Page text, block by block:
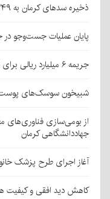
ذخیره سدهای کرمان به ۲۴۹ میلیون مترمکعب رسید
پایان عملیات جست‌وجو در جیرفت؛ کودک ۴
جریمه ۶ میلیارد ریالی برای قاچاقچی نارنگی پاکستانی در بافت
شبیخون سوسک‌های
از بومی‌سازی فناوری‌های
جهاددانشگاهی کرمان
آغاز اجرای طرح پزشک
کاهش دید افقی و کیفیت